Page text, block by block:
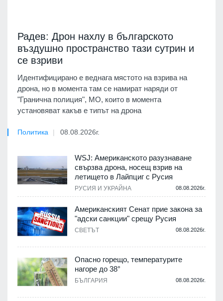
Радев: Дрон нахлу в българското
въздушно пространство тази сутрин и
се взриви
Идентифицирано е веднага мястото на взрива на
дрона, но в момента там се намират наряди от
"Гранична полиция", МО, които в момента
установяват какъв е типът на дрона
Политика 08.08.2026г.
WSJ: Американското разузнаване
свързва дрона, носещ взрив на
летището в Лайпциг с Русия
РУСИЯ И УКРАЙНА 08.08.2026г.
Американският Сенат прие закона за
"адски санкции" срещу Русия
СВЕТЪТ 08.08.2026г.
Опасно горещо, температурите
нагоре до 38°
БЪЛГАРИЯ 08.08.2026г.